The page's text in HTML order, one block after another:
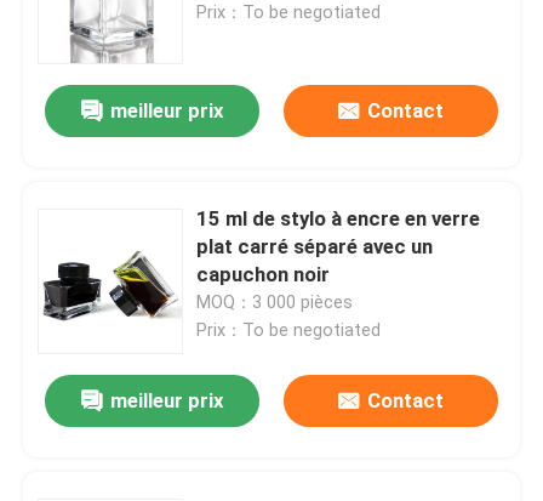
Couvercle de bouteille
Verres ménagers
Prix：To be negotiated
meilleur prix Contact
15 ml de stylo à encre en verre
plat carré séparé avec un
capuchon noir
MOQ：3 000 pièces
Prix：To be negotiated
meilleur prix Contact